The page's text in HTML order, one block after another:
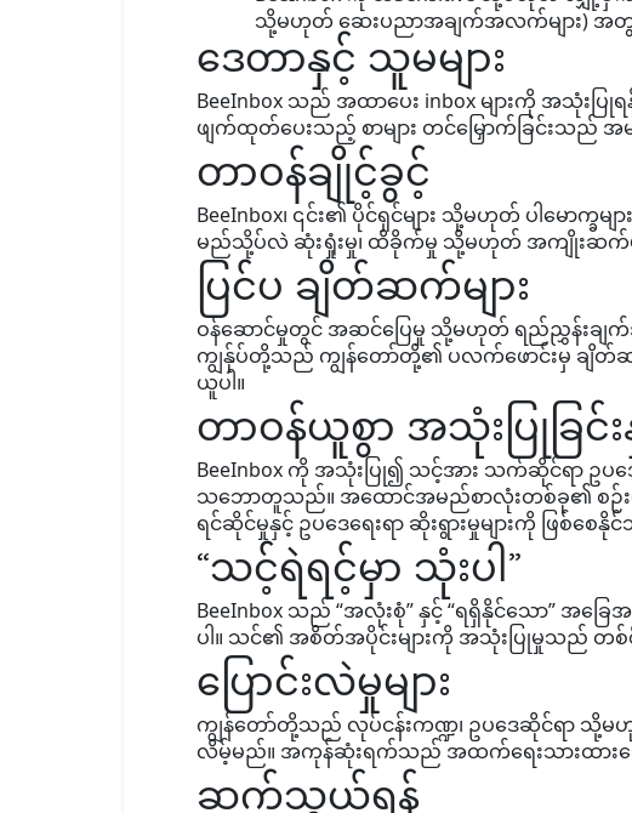
သို့မဟုတ် ဆေးပညာအချက်အလက်များ) အတွ
ဒေတာနှင့် သူမများ
BeeInbox သည် အထာပေး inbox များကို အသုံး
ဖျက်ထုတ်ပေးသည့် စာများ တင်မြှောက်ခြင်းသည်
တာဝန်ချိုင့်ခွင့်
BeeInbox၊ ၎င်း၏ ပိုင်ရှင်များ သို့မဟုတ် ပါမောက္
မည်သို့ပ်လဲ ဆုံးရှုံးမှု၊ ထိခိုက်မှု သို့မဟုတ် အကျိုးဆက်မျ
ပြင်ပ ချိတ်ဆက်များ
ဝန်ဆောင်မှုတွင် အဆင်ပြေမှု သို့မဟုတ် ရည်ညွှန်းချ
ကျွန်ုပ်တို့သည် ကျွန်တော်တို့၏ ပလက်ဖောင်းမှ ချိတ်
ယူပါ။
တာဝန်ယူစွာ အသုံးပြုခြင်
BeeInbox ကို အသုံးပြု၍ သင့်အား သက်ဆိုင်ရာ ဥပ
သဘောတူသည်။ အထောင်အမည်စာလုံးတစ်ခု၏ စဉ်း
ရင်ဆိုင်မှုနှင့် ဥပဒေရေးရာ ဆိုးရွားမှုများကို ဖြစ်စေနို
“သင့်ရဲရင့်မှာ သုံးပါ”
BeeInbox သည် “အလုံးစုံ” နှင့် “ရရှိနိုင်သော” အခ
ပါ။ သင်၏ အစိတ်အပိုင်းများကို အသုံးပြုမှုသည်
ပြောင်းလဲမှုများ
ကျွန်တော်တို့သည် လုပ်ငန်းကဏ္ဍ၊ ဥပဒေဆိုင်ရာ သို့မဟု
လိမ့်မည်။ အကုန်ဆုံးရက်သည် အထက်ရေးသားထား
ဆက်သွယ်ရန်